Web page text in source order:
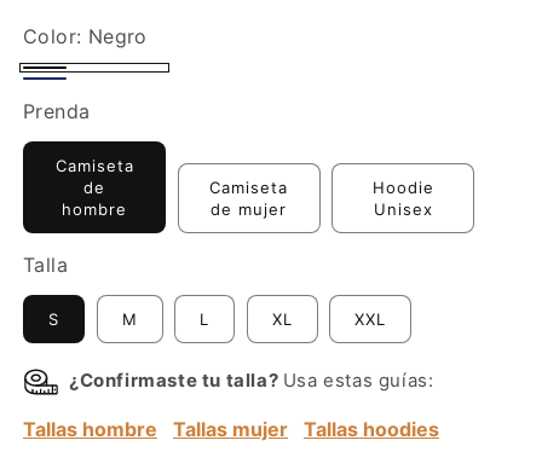
normal
Color: Negro
Negro
oscuro
Prenda
Camiseta
de
hombre
Camiseta
de mujer
Hoodie
Unisex
Talla
S M L XL XXL
¿Confirmaste tu talla? Usa estas guías:
Tallas hombre Tallas mujer Tallas hoodies